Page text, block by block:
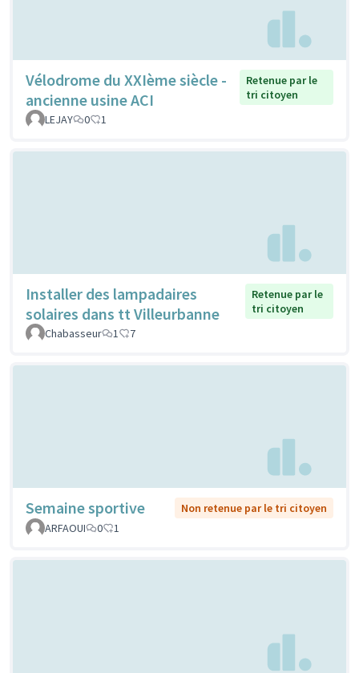
Vélodrome du XXIème siècle -
ancienne usine ACI
Retenue par le
tri citoyen
LEJAY
0 1
Installer des lampadaires
solaires dans tt Villeurbanne
Retenue par le
tri citoyen
Chabasseur
1 7
Semaine sportive
Non retenue par le tri citoyen
ARFAOUI
0 1